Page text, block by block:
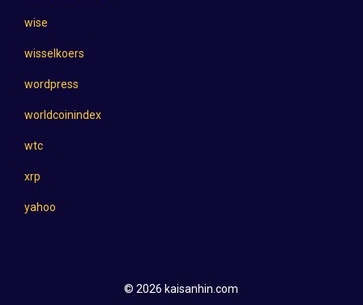
wise
wisselkoers
wordpress
worldcoinindex
wtc
xrp
yahoo
© 2026 kaisanhin.com